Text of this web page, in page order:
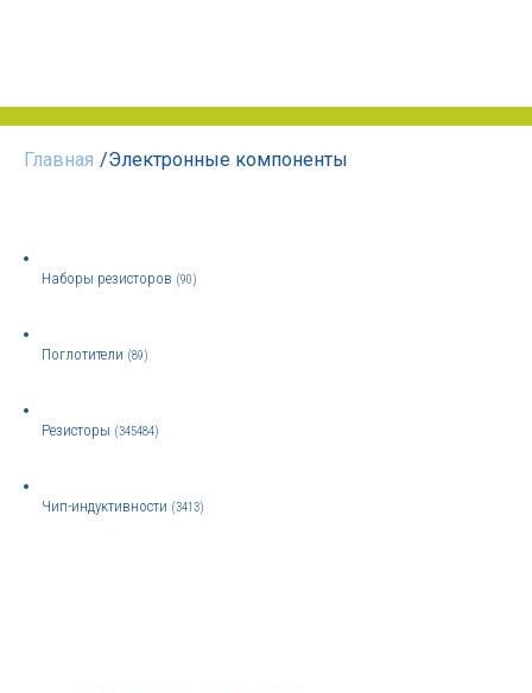
Главная /Электронные компоненты
Наборы резисторов (90)
Поглотители (89)
Резисторы (345484)
Чип-индуктивности (3413)